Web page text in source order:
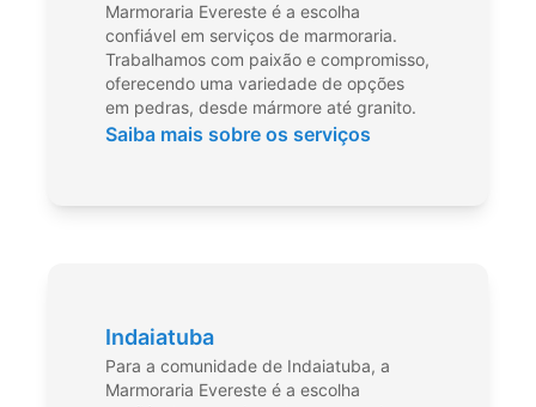
Marmoraria Evereste é a escolha
confiável em serviços de marmoraria.
Trabalhamos com paixão e compromisso,
oferecendo uma variedade de opções
em pedras, desde mármore até granito.
Saiba mais sobre os serviços
Indaiatuba
Para a comunidade de Indaiatuba, a
Marmoraria Evereste é a escolha